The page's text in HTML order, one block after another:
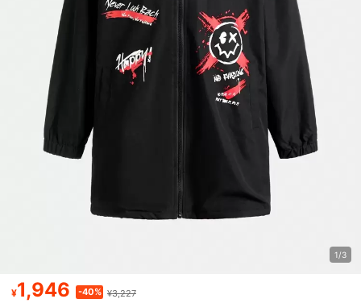
1/3
¥1,946 -40% ¥3,227